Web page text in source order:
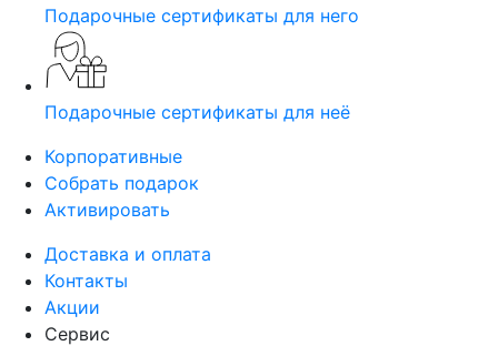
Подарочные сертификаты для него
Подарочные сертификаты для неё
Корпоративные
Собрать подарок
Активировать
Доставка и оплата
Контакты
Акции
Сервис